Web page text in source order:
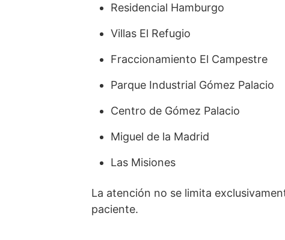
Residencial Hamburgo
Villas El Refugio
Fraccionamiento El Campestre
Parque Industrial Gómez Palacio
Centro de Gómez Palacio
Miguel de la Madrid
Las Misiones
La atención no se limita
paciente.